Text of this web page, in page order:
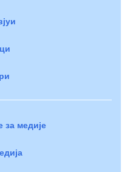
за медије